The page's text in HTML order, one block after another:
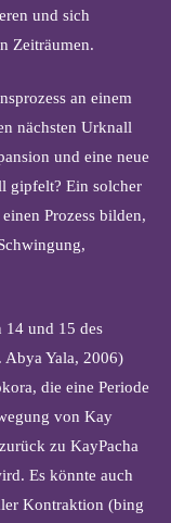
und sich
Zeiträumen.
an einem
nächsten Urknall
und eine neue
gipfelt? Ein solcher
Prozess bilden,
14 und 15 des
Abya Yala, 2006)
die eine Periode
von Kay
zu KayPacha
Es könnte auch
Kontraktion (bing